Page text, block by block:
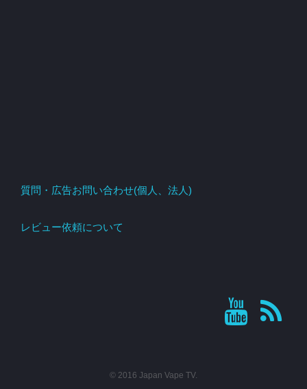
質問・広告お問い合わせ(個人、法人)
レビュー依頼について
© 2016 Japan Vape TV.